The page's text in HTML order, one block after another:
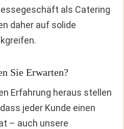
als Catering
daher auf solide
Sie Erwarten?
Erfahrung heraus stellen
jeder Kunde einen
– auch unsere